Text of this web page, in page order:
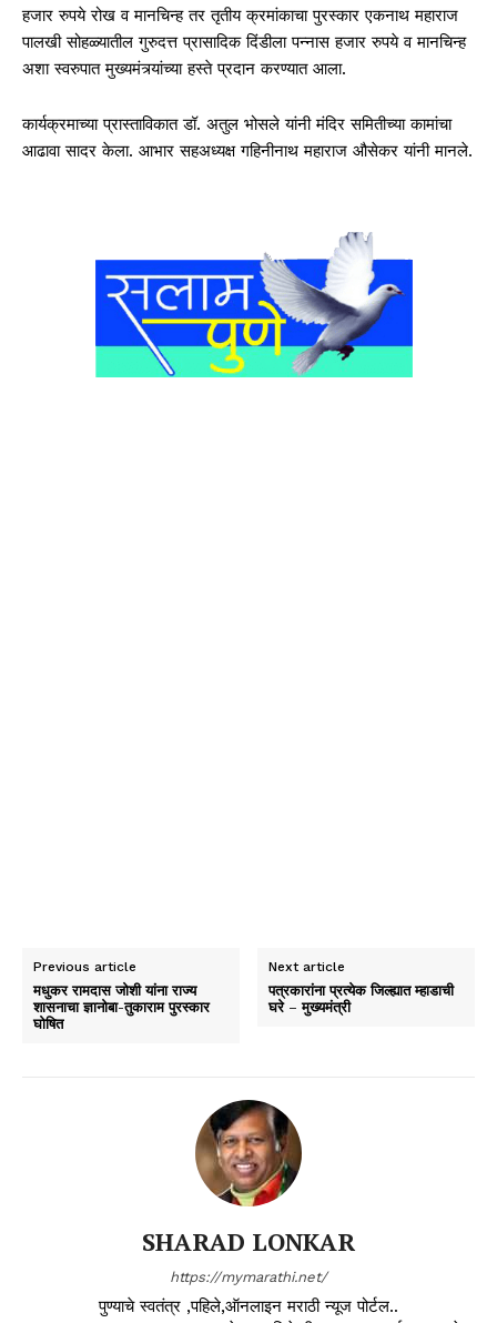
हजार रुपये रोख व मानचिन्ह तर तृतीय क्रमांकाचा पुरस्कार एकनाथ महाराज
पालखी सोहळ्यातील गुरुदत्त प्रासादिक दिंडीला पन्नास हजार रुपये व मानचिन्ह
अशा स्वरुपात मुख्यमंत्र्यांच्या हस्ते प्रदान करण्यात आला.
कार्यक्रमाच्या प्रास्ताविकात डॉ. अतुल भोसले यांनी मंदिर समितीच्या कामांचा
आढावा सादर केला. आभार सहअध्यक्ष गहिनीनाथ महाराज औसेकर यांनी मानले.
Previous article
मधुकर रामदास जोशी यांना राज्य
शासनाचा ज्ञानोबा-तुकाराम पुरस्कार
घोषित
Next article
पत्रकारांना प्रत्येक जिल्ह्यात म्हाडाची
घरे – मुख्यमंत्री
SHARAD LONKAR
https://mymarathi.net/
पुण्याचे स्वतंत्र ,पहिले,ऑनलाइन मराठी न्यूज पोर्टल..